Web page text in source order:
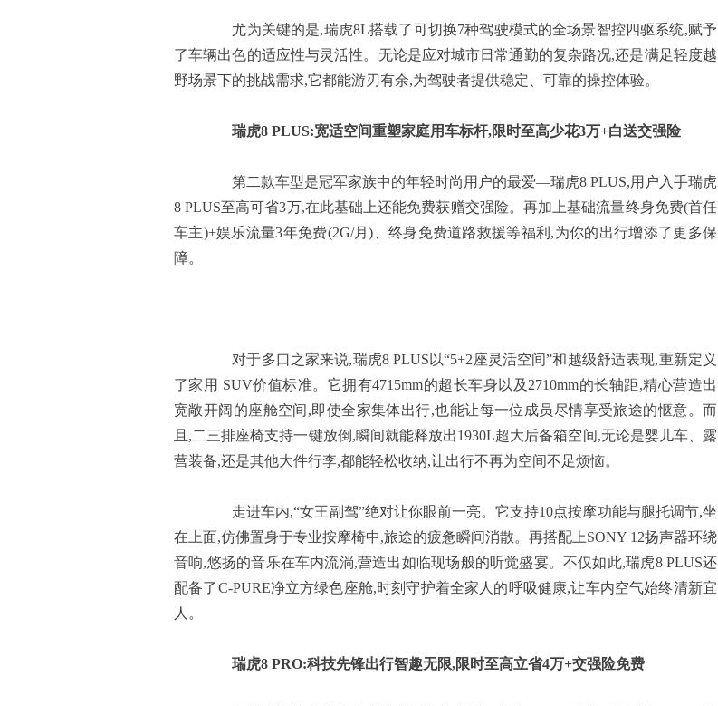
尤为关键的是,瑞虎8L搭载了可切换7种驾驶模式的全场景智控四驱系统,赋予
了车辆出色的适应性与灵活性。无论是应对城市日常通勤的复杂路况,还是满足轻度越
野场景下的挑战需求,它都能游刃有余,为驾驶者提供稳定、可靠的操控体验。
瑞虎8 PLUS:宽适空间重塑家庭用车标杆,限时至高少花3万+白送交强险
第二款车型是冠军家族中的年轻时尚用户的最爱—瑞虎8 PLUS,用户入手瑞虎
8 PLUS至高可省3万,在此基础上还能免费获赠交强险。再加上基础流量终身免费(首任
车主)+娱乐流量3年免费(2G/月)、终身免费道路救援等福利,为你的出行增添了更多保
障。
对于多口之家来说,瑞虎8 PLUS以“5+2座灵活空间”和越级舒适表现,重新定义
了家用 SUV价值标准。它拥有4715mm的超长车身以及2710mm的长轴距,精心营造出
宽敞开阔的座舱空间,即使全家集体出行,也能让每一位成员尽情享受旅途的惬意。而
且,二三排座椅支持一键放倒,瞬间就能释放出1930L超大后备箱空间,无论是婴儿车、露
营装备,还是其他大件行李,都能轻松收纳,让出行不再为空间不足烦恼。
走进车内,“女王副驾”绝对让你眼前一亮。它支持10点按摩功能与腿托调节,坐
在上面,仿佛置身于专业按摩椅中,旅途的疲惫瞬间消散。再搭配上SONY 12扬声器环绕
音响,悠扬的音乐在车内流淌,营造出如临现场般的听觉盛宴。不仅如此,瑞虎8 PLUS还
配备了C-PURE净立方绿色座舱,时刻守护着全家人的呼吸健康,让车内空气始终清新宜
人。
瑞虎8 PRO:科技先锋出行智趣无限,限时至高立省4万+交强险免费